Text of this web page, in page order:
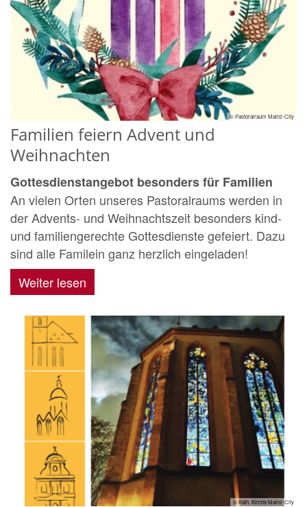
© Pastoralraum Mainz-City
Familien feiern Advent und
Weihnachten
Gottesdienstangebot besonders für Familien
An vielen Orten unseres Pastoralraums werden in
der Advents- und Weihnachtszeit besonders kind-
und familiengerechte Gottesdienste gefeiert. Dazu
sind alle Familein ganz herzlich eingeladen!
Weiter lesen
© Kath. Kirche Mainz-City